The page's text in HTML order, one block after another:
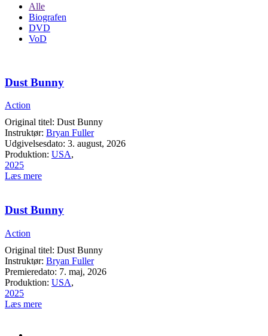
Alle
Biografen
DVD
VoD
Dust Bunny
Action
Original titel: Dust Bunny
Instruktør: Bryan Fuller
Udgivelsesdato: 3. august, 2026
Produktion: USA,
2025
Læs mere
Dust Bunny
Action
Original titel: Dust Bunny
Instruktør: Bryan Fuller
Premieredato: 7. maj, 2026
Produktion: USA,
2025
Læs mere